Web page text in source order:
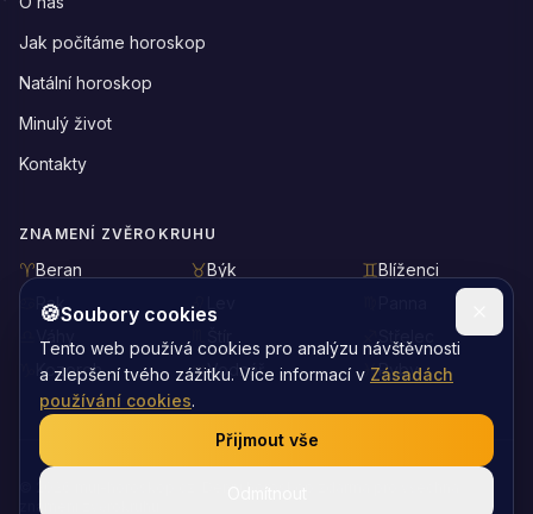
Jak počítáme horoskop
Natální horoskop
Minulý život
Kontakty
ZNAMENÍ ZVĚROKRUHU
Beran Býk
Blíženci
Rak
Kozoroh
Vodnář Ryby
znamení zvěrokruhu
🍪Soubory cookies
Tento web používá cookies pro analýzu návštěvnosti
a zlepšení tvého zážitku. Více informací v Zásadách
používání cookies.
Přijmout vše